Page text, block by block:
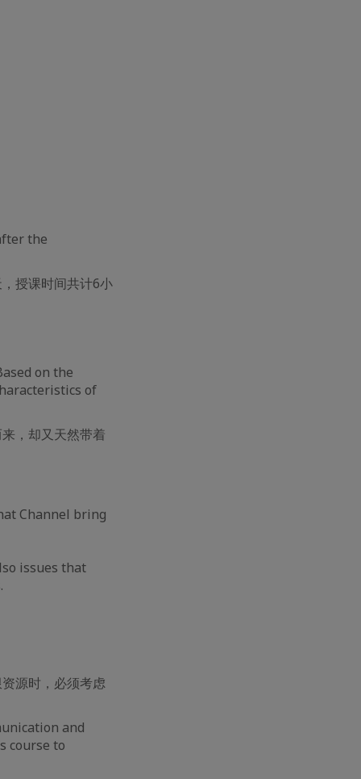
the
授课时间共计6小
on the
of
，却又天然带着
Channel bring
issues that
源时，必须考虑
and
course to